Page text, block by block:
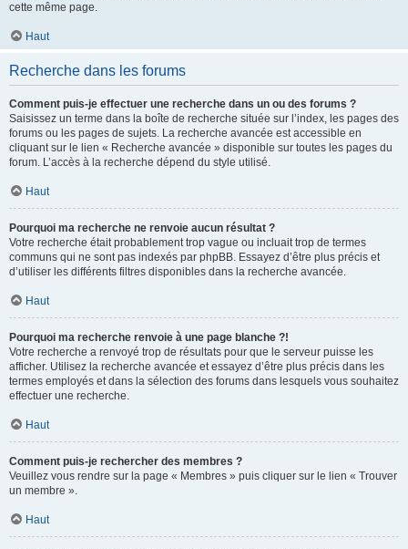
cette même page.
Haut
Recherche dans les forums
Comment puis-je effectuer une recherche dans un ou des forums ?
Saisissez un terme dans la boîte de recherche située sur l’index, les pages des
forums ou les pages de sujets. La recherche avancée est accessible en
cliquant sur le lien « Recherche avancée » disponible sur toutes les pages du
forum. L’accès à la recherche dépend du style utilisé.
Haut
Pourquoi ma recherche ne renvoie aucun résultat ?
Votre recherche était probablement trop vague ou incluait trop de termes
communs qui ne sont pas indexés par phpBB. Essayez d’être plus précis et
d’utiliser les différents filtres disponibles dans la recherche avancée.
Haut
Pourquoi ma recherche renvoie à une page blanche ?!
Votre recherche a renvoyé trop de résultats pour que le serveur puisse les
afficher. Utilisez la recherche avancée et essayez d’être plus précis dans les
termes employés et dans la sélection des forums dans lesquels vous souhaitez
effectuer une recherche.
Haut
Comment puis-je rechercher des membres ?
Veuillez vous rendre sur la page « Membres » puis cliquer sur le lien « Trouver
un membre ».
Haut